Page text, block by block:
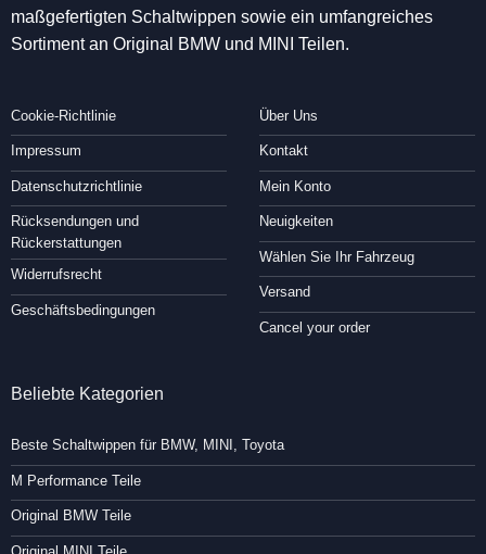
maßgefertigten Schaltwippen sowie ein umfangreiches
Sortiment an Original BMW und MINI Teilen.
Cookie-Richtlinie
Impressum
Datenschutzrichtlinie
Rücksendungen und
Rückerstattungen
Widerrufsrecht
Geschäftsbedingungen
Über Uns
Kontakt
Mein Konto
Neuigkeiten
Wählen Sie Ihr Fahrzeug
Versand
Cancel your order
Beliebte Kategorien
Beste Schaltwippen für BMW, MINI, Toyota
M Performance Teile
Original BMW Teile